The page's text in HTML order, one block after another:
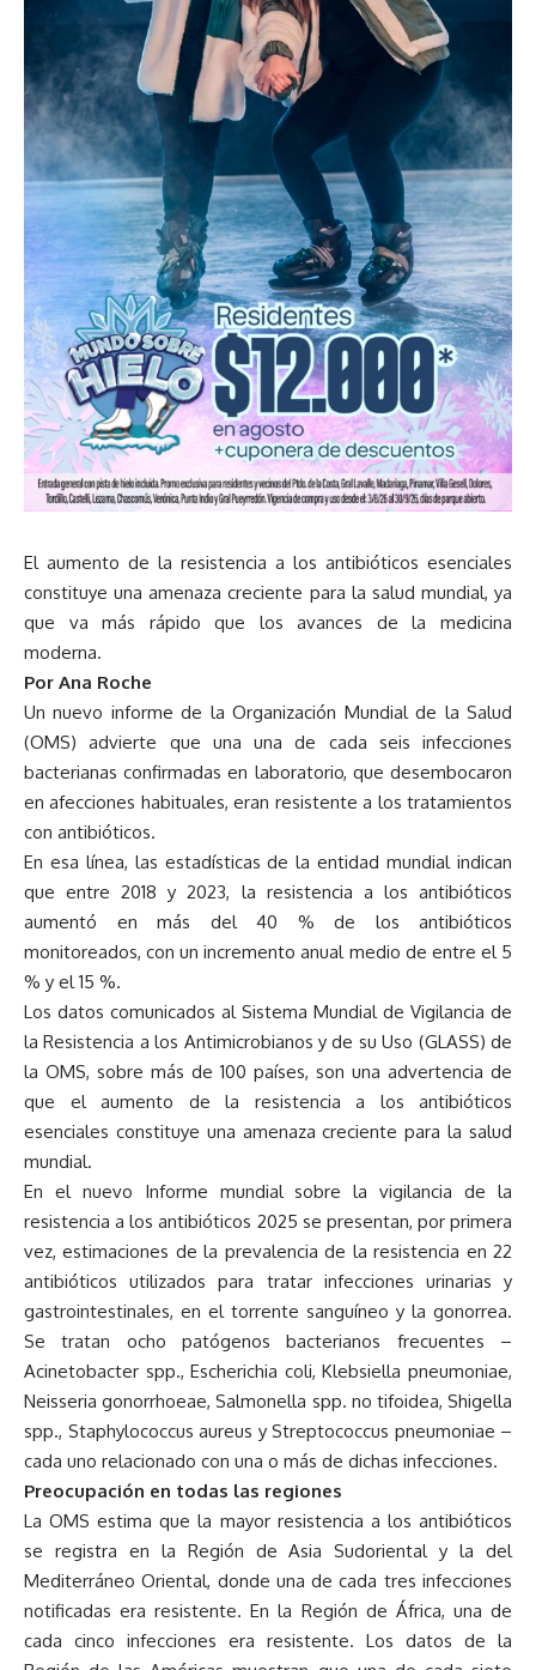
El aumento de la resistencia a los antibióticos esenciales
constituye una amenaza creciente para la salud mundial, ya
que va más rápido que los avances de la medicina
moderna.
Por Ana Roche
Un nuevo informe de la Organización Mundial de la Salud
(OMS) advierte que una una de cada seis infecciones
bacterianas confirmadas en laboratorio, que desembocaron
en afecciones habituales, eran resistente a los tratamientos
con antibióticos.
En esa línea, las estadísticas de la entidad mundial indican
que entre 2018 y 2023, la resistencia a los antibióticos
aumentó en más del 40 % de los antibióticos
monitoreados, con un incremento anual medio de entre el 5
% y el 15 %.
Los datos comunicados al Sistema Mundial de Vigilancia de
la Resistencia a los Antimicrobianos y de su Uso (GLASS) de
la OMS, sobre más de 100 países, son una advertencia de
que el aumento de la resistencia a los antibióticos
esenciales constituye una amenaza creciente para la salud
mundial.
En el nuevo Informe mundial sobre la vigilancia de la
resistencia a los antibióticos 2025 se presentan, por primera
vez, estimaciones de la prevalencia de la resistencia en 22
antibióticos utilizados para tratar infecciones urinarias y
gastrointestinales, en el torrente sanguíneo y la gonorrea.
Se tratan ocho patógenos bacterianos frecuentes –
Acinetobacter spp., Escherichia coli, Klebsiella pneumoniae,
Neisseria gonorrhoeae, Salmonella spp. no tifoidea, Shigella
spp., Staphylococcus aureus y Streptococcus pneumoniae –
cada uno relacionado con una o más de dichas infecciones.
Preocupación en todas las regiones
La OMS estima que la mayor resistencia a los antibióticos
se registra en la Región de Asia Sudoriental y la del
Mediterráneo Oriental, donde una de cada tres infecciones
notificadas era resistente. En la Región de África, una de
cada cinco infecciones era resistente. Los datos de la